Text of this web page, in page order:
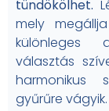
tündökölhet.
mely
különleges
választás
harmonikus
gyűrűre vágyik.